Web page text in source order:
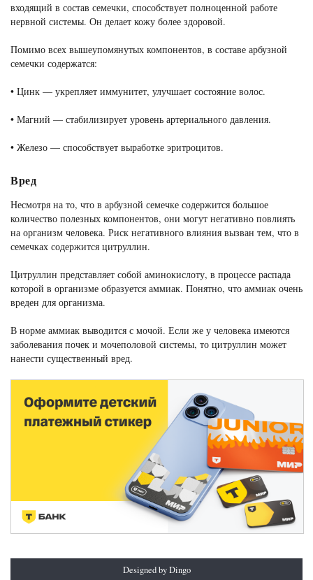
входящий в состав семечки, способствует полноценной работе
нервной системы. Он делает кожу более здоровой.
Помимо всех вышеупомянутых компонентов, в составе арбузной
семечки содержатся:
• Цинк — укрепляет иммунитет, улучшает состояние волос.
• Магний — стабилизирует уровень артериального давления.
• Железо — способствует выработке эритроцитов.
Вред
Несмотря на то, что в арбузной семечке содержится большое
количество полезных компонентов, они могут негативно повлиять
на организм человека. Риск негативного влияния вызван тем, что в
семечках содержится цитруллин.
Цитруллин представляет собой аминокислоту, в процессе распада
которой в организме образуется аммиак. Понятно, что аммиак очень
вреден для организма.
В норме аммиак выводится с мочой. Если же у человека имеются
заболевания почек и мочеполовой системы, то цитруллин может
нанести существенный вред.
Designed by Dingo